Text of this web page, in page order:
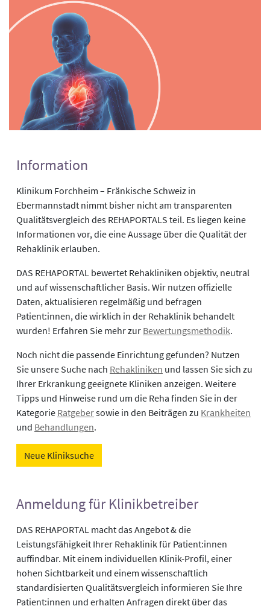
Information
Klinikum Forchheim – Fränkische Schweiz in
Ebermannstadt nimmt bisher nicht am transparenten
Qualitätsvergleich des REHAPORTALS teil. Es liegen keine
Informationen vor, die eine Aussage über die Qualität der
Rehaklinik erlauben.
DAS REHAPORTAL bewertet Rehakliniken objektiv, neutral
und auf wissenschaftlicher Basis. Wir nutzen offizielle
Daten, aktualisieren regelmäßig und befragen
Patient:innen, die wirklich in der Rehaklinik behandelt
wurden! Erfahren Sie mehr zur Bewertungsmethodik.
Noch nicht die passende Einrichtung gefunden? Nutzen
Sie unsere Suche nach Rehakliniken und lassen Sie sich zu
Ihrer Erkrankung geeignete Kliniken anzeigen. Weitere
Tipps und Hinweise rund um die Reha finden Sie in der
Kategorie Ratgebersowie in den Beiträgen zu Krankheiten
und Behandlungen.
Neue Kliniksuche
Anmeldung für Klinikbetreiber
DAS REHAPORTAL macht das Angebot & die
Leistungsfähigkeit Ihrer Rehaklinik für Patient:innen
auffindbar. Mit einem individuellen Klinik-Profil, einer
hohen Sichtbarkeit und einem wissenschaftlich
standardisierten Qualitätsvergleich informieren Sie Ihre
Patient:innen und erhalten Anfragen direkt über das